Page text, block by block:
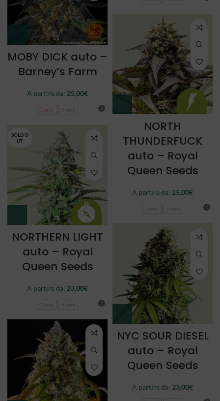
MOBY DICK auto –
Barney’s Farm
A partire da: 25,00€
3 semi
NORTH
THUNDERFUCK
auto – Royal
Queen Seeds
A partire da: 25,00€
SOLD O
UT
NORTHERN LIGHT
auto – Royal
Queen Seeds
A partire da: 23,00€
NYC SOUR DIESEL
auto – Royal
Queen Seeds
A partire da: 23,00€